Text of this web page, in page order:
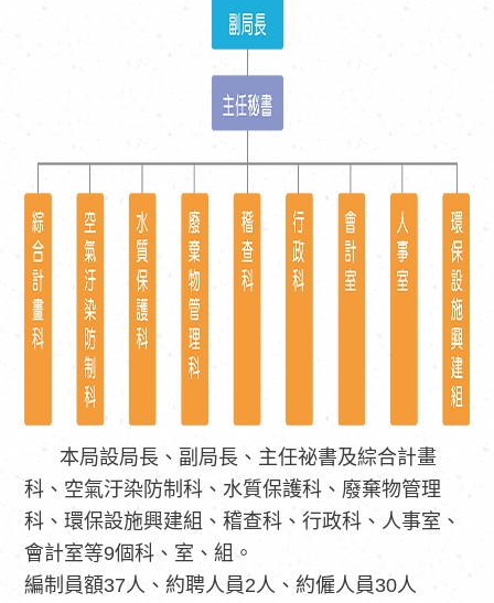
本局設局長、副局長、主任祕書及綜合計畫
科、空氣汙染防制科、水質保護科、廢棄物管理
科、環保設施興建組、稽查科、行政科、人事室、
會計室等9個科、室、組。
編制員額37人、約聘人員2人、約僱人員30人